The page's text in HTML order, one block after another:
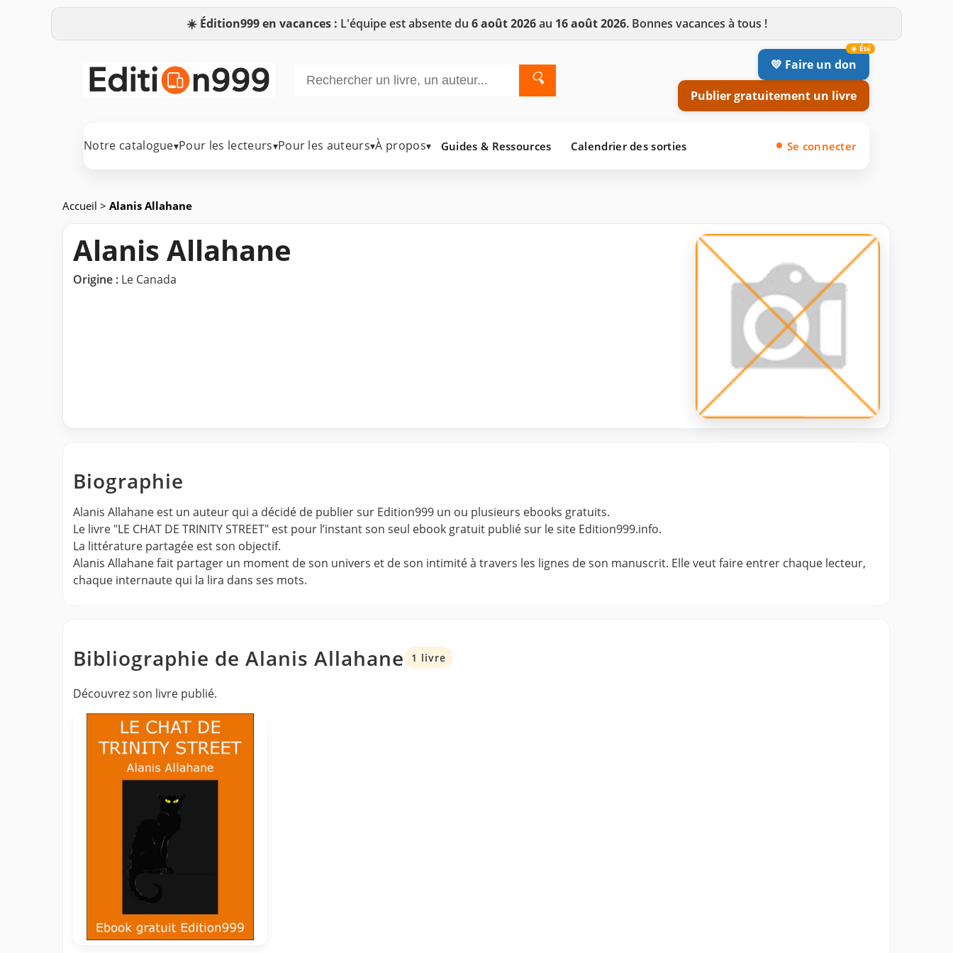
☀️ Édition999 en vacances : L'équipe est absente du 6 août 2026au 16 août 2026. Bonnes vacances à tous !
🔍
💛 Faire un don
Publier gratuitement un livre
Notre catalogue▾Pour les lecteurs▾Pour les auteurs▾À propos▾ Guides & Ressources Calendrier des sorties Se connecter
Accueil > Alanis Allahane
Alanis Allahane
Origine : Le Canada
Biographie
Alanis Allahane est un auteur qui a décidé de publier sur Edition999 un ou plusieurs ebooks gratuits.
Le livre "LE CHAT DE TRINITY STREET" est pour l’instant son seul ebook gratuit publié sur le site Edition999.info.
La littérature partagée est son objectif.
Alanis Allahane fait partager un moment de son univers et de son intimité à travers les lignes de son manuscrit. Elle veut faire entrer chaque lecteur,
chaque internaute qui la lira dans ses mots.
Bibliographie de Alanis Allahane 1 livre
Découvrez son livre publié.